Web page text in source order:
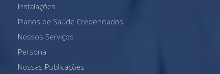
Instalações
Planos de Saúde Credenciados
Nossos Serviços
Persona
Nossas Publicações